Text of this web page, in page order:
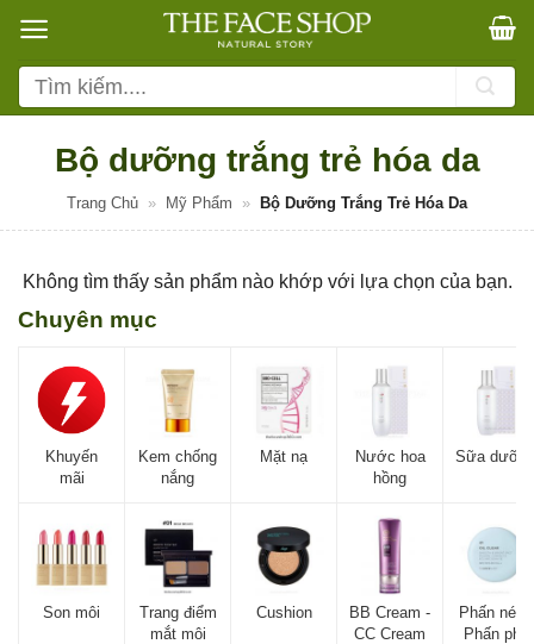
qua
nội
dung
Tìm
kiếm:
Bộ dưỡng trắng trẻ hóa da
Trang Chủ » Mỹ Phẩm » Bộ Dưỡng Trắng Trẻ Hóa Da
Không tìm thấy sản phẩm nào khớp với lựa chọn của bạn.
Chuyên mục
Khuyến
mãi
Kem chống
nắng
Mặt nạ
Nước hoa
hồng
Sữa
Son môi
Trang điểm
mắt môi
Cushion
BB Cream -
CC Cream
Phấn nén -
Phấn phủ